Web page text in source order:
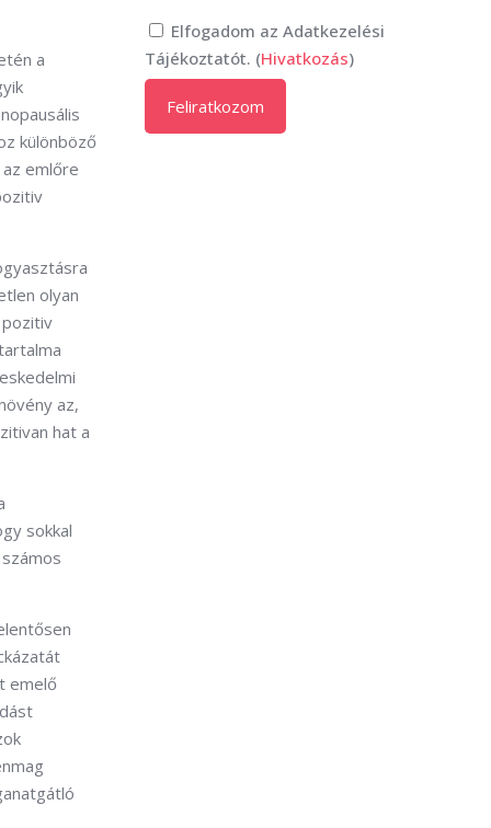
a
különböző
emlőre
olyan
az,
hat a
sokkal
emelő
Elfogadom az Adatkezelési
Tájékoztatót. (Hivatkozás)